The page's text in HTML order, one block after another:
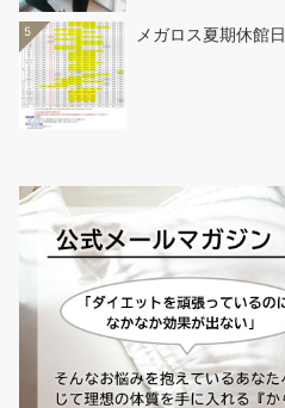
5 メガロス夏期休館日